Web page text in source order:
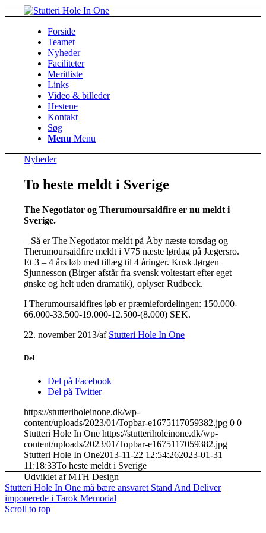
Forside
Teamet
Nyheder
Faciliteter
Meritliste
Links
Video & billeder
Hestene
Kontakt
Søg
Menu Menu
Nyheder
To heste meldt i Sverige
The Negotiator og Therumoursaidfire er nu meldt i
Sverige.
– Så er The Negotiator meldt på Åby næste torsdag og
Therumoursaidfire meldt i V75 næste lørdag på Jægersro.
Et 3 – 4 års løb med tillæg til 4 åringer. Kusk Jørgen
Sjunnesson (Birger afstår fra svensk voltestart efter eget
ønske og helt uden dramatik), oplyser Rudbeck.
ITherumoursaidfires løb er præmiefordelingen: 150.000-
66.000-33.500-19.000-12.500-(8.000) SEK.
22. november 2013/af Stutteri Hole In One
Del
Del på Facebook
Del på Twitter
https://stutteriholeinone.dk/wp-
content/uploads/2023/01/Topbar-e1675117059382.jpg 0 0
Stutteri Hole In One https://stutteriholeinone.dk/wp-
content/uploads/2023/01/Topbar-e1675117059382.jpg
Stutteri Hole In One2013-11-22 12:54:262023-01-31
11:18:33To heste meldt i Sverige
Udviklet af MTH Design
Stutteri Hole In One må bære ansvaret Stand And Deliver
imponerede i Tarok Memorial
Scroll to top